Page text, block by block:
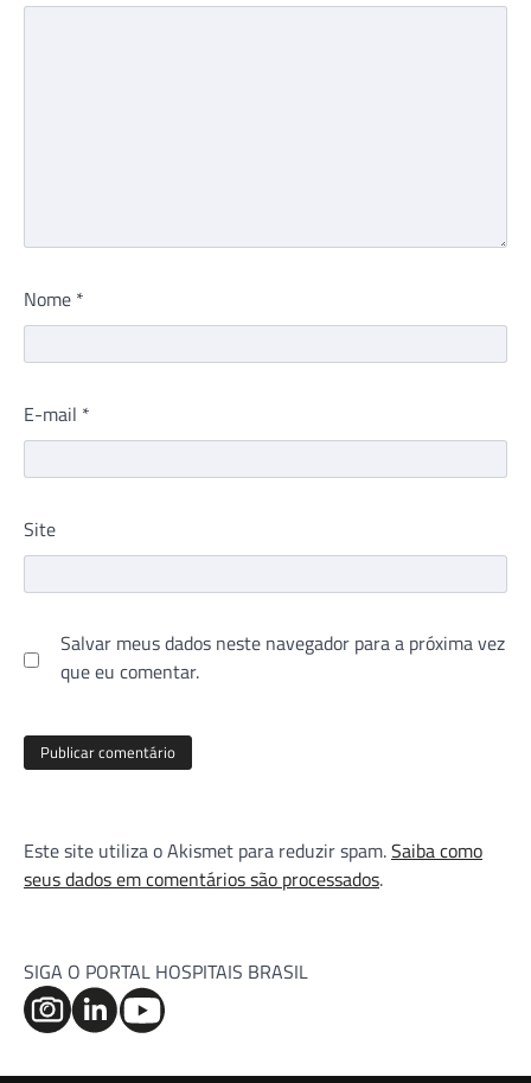
Nome *
E-mail *
Site
Salvar meus dados neste navegador para a próxima vez
que eu comentar.
Este site utiliza o Akismet para reduzir spam.Saiba como
seus dados em comentários são processados.
SIGA O PORTAL HOSPITAIS BRASIL